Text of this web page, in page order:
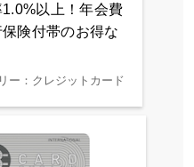
以上！年会費
険付帯のお得な
ー：クレジットカード